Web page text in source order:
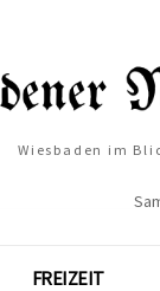
Wiesbaden im
FREIZEIT